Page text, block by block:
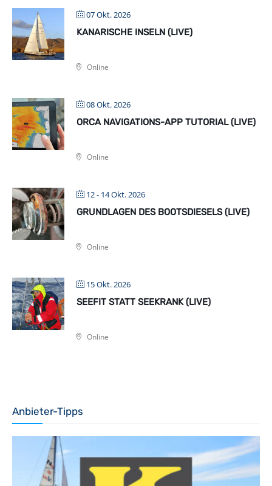
07 Okt. 2026
KANARISCHE INSELN (LIVE)
Online
08 Okt. 2026
ORCA NAVIGATIONS-APP TUTORIAL (LIVE)
Online
12 - 14 Okt. 2026
GRUNDLAGEN DES BOOTSDIESELS (LIVE)
Online
15 Okt. 2026
SEEFIT STATT SEEKRANK (LIVE)
Online
Anbieter-Tipps